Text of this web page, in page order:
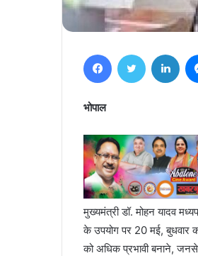
भोपाल
मुख्यमंत्री डॉ. मोहन यादव
के उपयोग पर 20 मई, बुधवार
को अधिक प्रभावी बनाने,